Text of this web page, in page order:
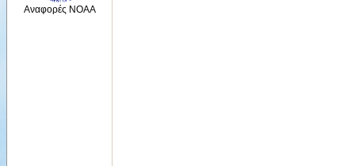
Αναφορές NOAA